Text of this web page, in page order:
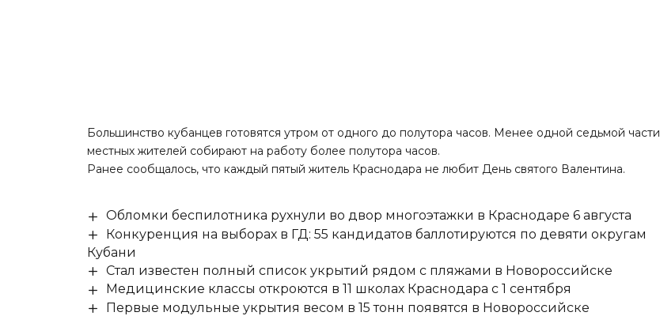
Большинство кубанцев готовятся утром от одного до полутора часов. Менее одной седьмой части
местных жителей собирают на работу более полутора часов.
Ранее сообщалось, что каждый пятый житель Краснодара не любит День святого Валентина.
Обломки беспилотника рухнули во двор многоэтажки в Краснодаре 6 августа
Конкуренция на выборах в ГД: 55 кандидатов баллотируются по девяти округам
Кубани
Стал известен полный список укрытий рядом с пляжами в Новороссийске
Медицинские классы откроются в 11 школах Краснодара с 1 сентября
Первые модульные укрытия весом в 15 тонн появятся в Новороссийске